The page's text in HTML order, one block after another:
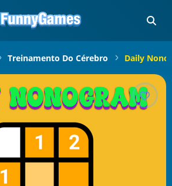
Treinamento Do Cérebro Daily